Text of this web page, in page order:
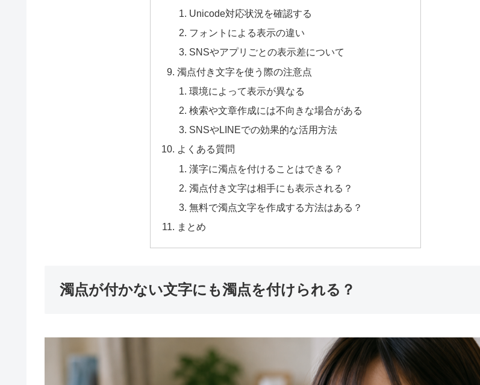
Unicode対応状況を確認する
フォントによる表示の違い
SNSやアプリごとの表示差について
濁点付き文字を使う際の注意点
環境によって表示が異なる
検索や文章作成には不向きな場合がある
SNSやLINEでの効果的な活用方法
よくある質問
漢字に濁点を付けることはできる？
濁点付き文字は相手にも表示される？
無料で濁点文字を作成する方法はある？
まとめ
濁点が付かない文字にも濁点を付けられる？